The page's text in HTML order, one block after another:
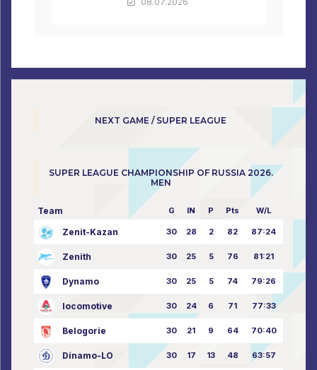
NEXT GAME / SUPER LEAGUE
SUPER LEAGUE CHAMPIONSHIP OF RUSSIA 2026.
MEN
Team G IN P Pts W/L
Zenit-Kazan 30 28 2 82 87:24
Zenith 30 25 5 76 81:21
Dynamo 30 25 5 74 79:26
locomotive 30 24 6 71 77:33
Belogorie 30 21 9 64 70:40
Dinamo-LO 30 17 13 48 63:57